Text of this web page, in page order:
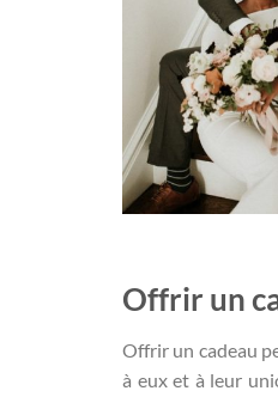
Offrir un
Offrir un cadeau
à eux et à leur